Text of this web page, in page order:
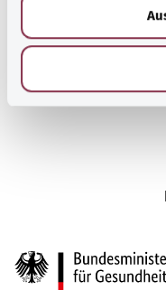
Воспаление
в виде отека и болей,